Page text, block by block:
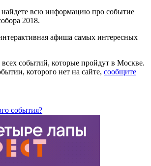
всю информацию про событие
2018.
афиша самых интересных
всех событий, которые пройдут в Москве.
которого нет на сайте, сообщите
события?